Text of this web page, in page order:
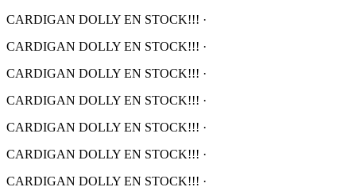
CARDIGAN DOLLY EN STOCK!!! ·
CARDIGAN DOLLY EN STOCK!!! ·
CARDIGAN DOLLY EN STOCK!!! ·
CARDIGAN DOLLY EN STOCK!!! ·
CARDIGAN DOLLY EN STOCK!!! ·
CARDIGAN DOLLY EN STOCK!!! ·
CARDIGAN DOLLY EN STOCK!!! ·